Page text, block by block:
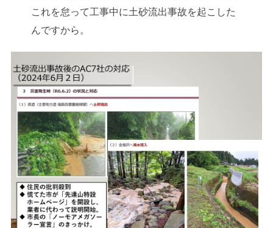
これを怠って工事中に土砂流出事故を起こした
んですから。